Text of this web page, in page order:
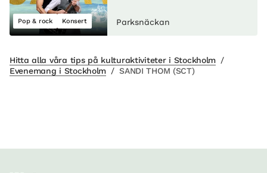
Pop & rock Konsert Parksnäckan
Hitta alla våra tips på kulturaktiviteter i Stockholm /
Evenemang i Stockholm / SANDI THOM (SCT)